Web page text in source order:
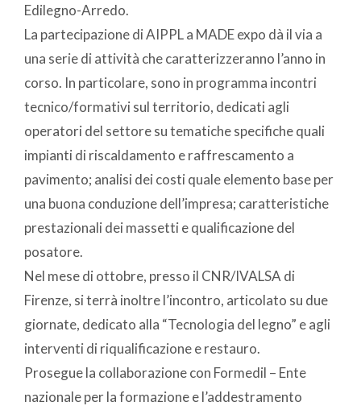
Edilegno-Arredo.
La partecipazione di AIPPL a MADE expo dà il via a
una serie di attività che caratterizzeranno l’anno in
corso. In particolare, sono in programma incontri
tecnico/formativi sul territorio, dedicati agli
operatori del settore su tematiche specifiche quali
impianti di riscaldamento e raffrescamento a
pavimento; analisi dei costi quale elemento base per
una buona conduzione dell’impresa; caratteristiche
prestazionali dei massetti e qualificazione del
posatore.
Nel mese di ottobre, presso il CNR/IVALSA di
Firenze, si terrà inoltre l’incontro, articolato su due
giornate, dedicato alla “Tecnologia del legno” e agli
interventi di riqualificazione e restauro.
Prosegue la collaborazione con Formedil – Ente
nazionale per la formazione e l’addestramento